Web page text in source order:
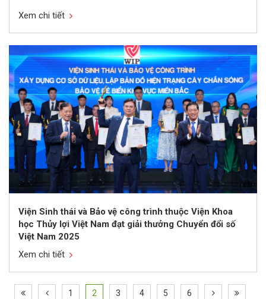
Xem chi tiết
Viện Sinh thái và Bảo vệ công trình thuộc Viện Khoa
học Thủy lợi Việt Nam đạt giải thưởng Chuyển đổi số
Việt Nam 2025
Xem chi tiết
1 2 3 4 5 6